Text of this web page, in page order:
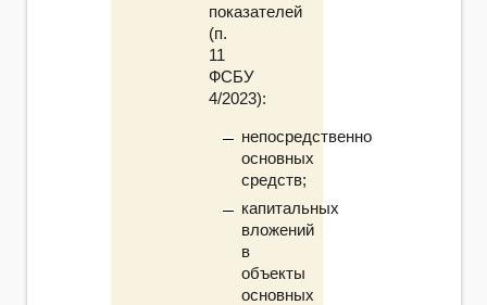
показателей
(п.
11
ФСБУ
4/2023):
непосредственно
основных
средств;
капитальных
вложений
в
объекты
основных